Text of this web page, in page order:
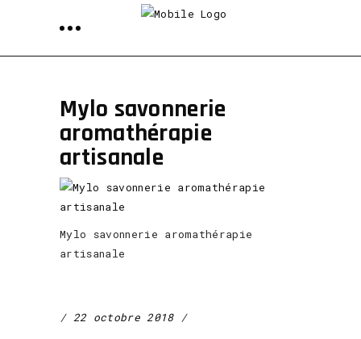
Mylo savonnerie
aromathérapie
artisanale
Mylo savonnerie aromathérapie
artisanale
22 octobre 2018